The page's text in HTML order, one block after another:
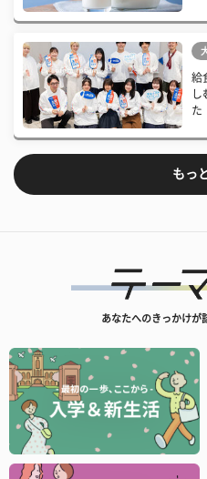
給
し
た
もっ
あなたへのきっかけが